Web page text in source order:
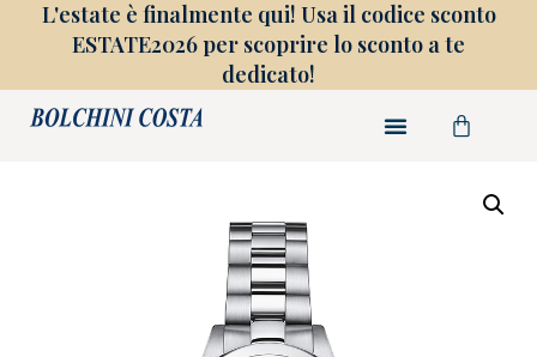
L'estate è finalmente qui! Usa il codice sconto
ESTATE2026 per scoprire lo sconto a te
dedicato!